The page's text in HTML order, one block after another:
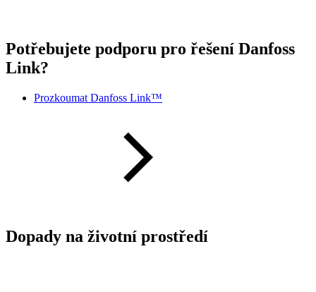
Potřebujete podporu pro řešení Danfoss
Link?
Prozkoumat Danfoss Link™
Dopady na životní prostředí